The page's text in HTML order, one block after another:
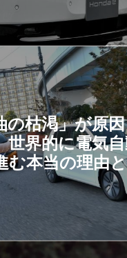
の枯渇」が原
界的に電気自
む本当の理由